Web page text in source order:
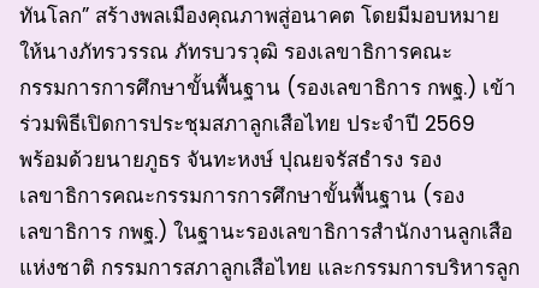
ทันโลก” สร้างพลเมืองคุณภาพสู่อนาคต โดยมีมอบหมาย
ให้นางภัทรวรรณ ภัทรบวรวุฒิ รองเลขาธิการคณะ
กรรมการการศึกษาขั้นพื้นฐาน (รองเลขาธิการ กพฐ.) เข้า
ร่วมพิธีเปิดการประชุมสภาลูกเสือไทย ประจำปี 2569
พร้อมด้วยนายภูธร จันทะหงษ์ ปุณยจรัสธำรง รอง
เลขาธิการคณะกรรมการการศึกษาขั้นพื้นฐาน (รอง
เลขาธิการ กพฐ.) ในฐานะรองเลขาธิการสำนักงานลูกเสือ
แห่งชาติ กรรมการสภาลูกเสือไทย และกรรมการบริหารลูก